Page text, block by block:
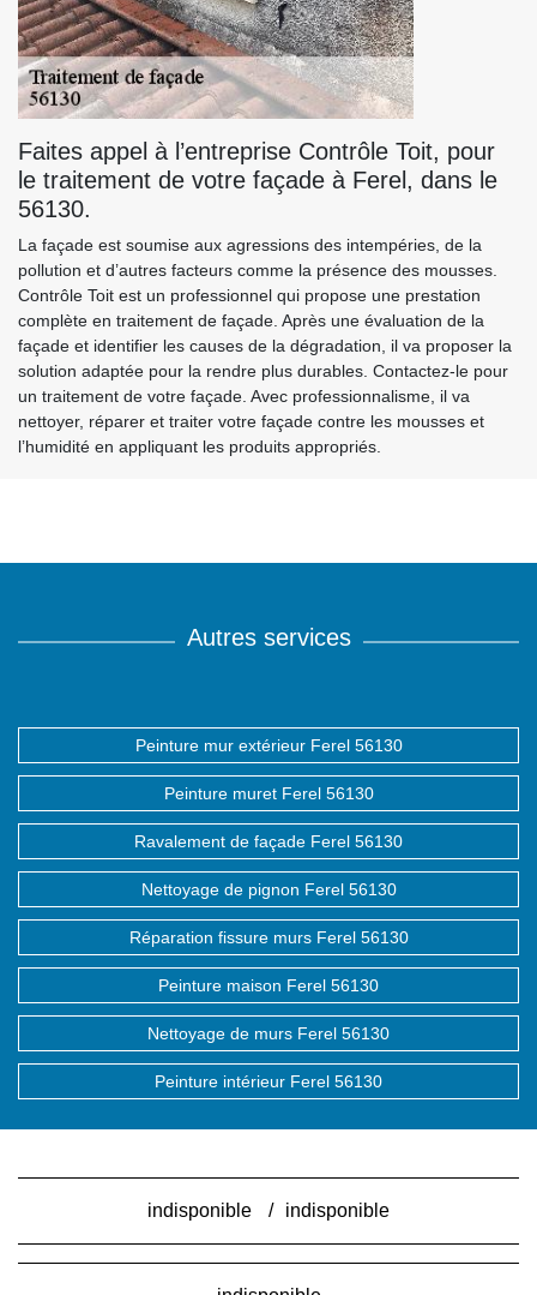
Faites appel à l’entreprise Contrôle Toit, pour
le traitement de votre façade à Ferel, dans le
56130.
La façade est soumise aux agressions des intempéries, de la
pollution et d’autres facteurs comme la présence des mousses.
Contrôle Toit est un professionnel qui propose une prestation
complète en traitement de façade. Après une évaluation de la
façade et identifier les causes de la dégradation, il va proposer la
solution adaptée pour la rendre plus durables. Contactez-le pour
un traitement de votre façade. Avec professionnalisme, il va
nettoyer, réparer et traiter votre façade contre les mousses et
l’humidité en appliquant les produits appropriés.
Autres services
Peinture mur extérieur Ferel 56130
Peinture muret Ferel 56130
Ravalement de façade Ferel 56130
Nettoyage de pignon Ferel 56130
Réparation fissure murs Ferel 56130
Peinture maison Ferel 56130
Nettoyage de murs Ferel 56130
Peinture intérieur Ferel 56130
indisponible / indisponible